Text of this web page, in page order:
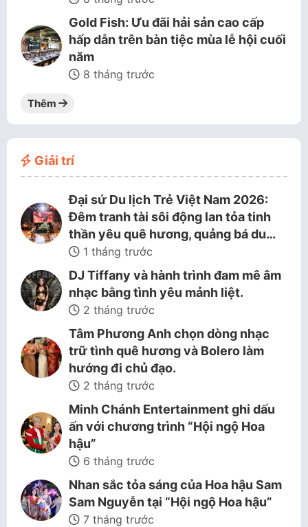
Gold Fish: Ưu đãi hải sản cao cấp
hấp dẫn trên bàn tiệc mùa lễ hội cuối
năm
8 tháng trước
Thêm
Giải trí
Đại sứ Du lịch Trẻ Việt Nam 2026:
Đêm tranh tài sôi động lan tỏa tinh
thần yêu quê hương, quảng bá du…
1 tháng trước
DJ Tiffany và hành trình đam mê âm
nhạc bằng tình yêu mảnh liệt.
2 tháng trước
Tâm Phương Anh chọn dòng nhạc
trữ tình quê hương và Bolero làm
hướng đi chủ đạo.
2 tháng trước
Minh Chánh Entertainment ghi dấu
ấn với chương trình “Hội ngộ Hoa
hậu”
6 tháng trước
Nhan sắc tỏa sáng của Hoa hậu Sam
Sam Nguyễn tại “Hội ngộ Hoa hậu”
7 tháng trước